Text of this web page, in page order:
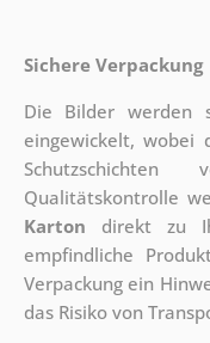
Sichere Verpackung
Die Bilder werden
eingewickelt, wobei
Qualitätskontrolle
Karton direkt zu
empfindliche
Verpackung ein
das Risiko von